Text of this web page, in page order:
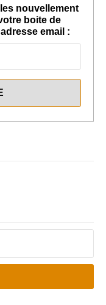
nouvellement
boite de
email :